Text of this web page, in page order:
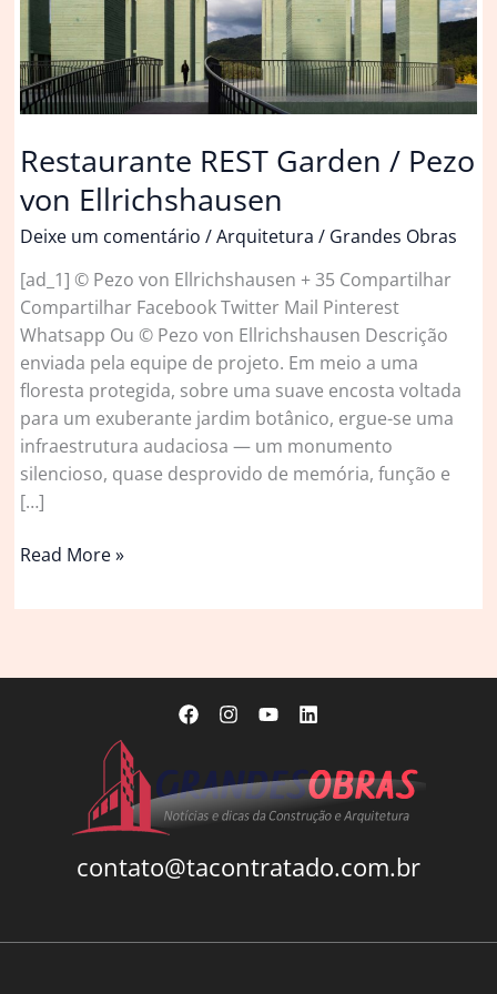
Restaurante REST Garden / Pezo
von Ellrichshausen
Deixe um comentário /Arquitetura / Grandes Obras
[ad_1] © Pezo von Ellrichshausen + 35 Compartilhar
Compartilhar Facebook Twitter Mail Pinterest
Whatsapp Ou © Pezo von Ellrichshausen Descrição
enviada pela equipe de projeto. Em meio a uma
floresta protegida, sobre uma suave encosta voltada
para um exuberante jardim botânico, ergue-se uma
infraestrutura audaciosa — um monumento
silencioso, quase desprovido de memória, função e
[…]
Restaurante
Garden
Read More »
contato@tacontratado.com.br